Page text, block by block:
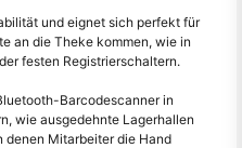
und eignet sich perfekt für
an die Theke kommen, wie in
festen Registrierschaltern.
Barcodescanner in
wie ausgedehnte Lagerhallen
denen Mitarbeiter die Hand